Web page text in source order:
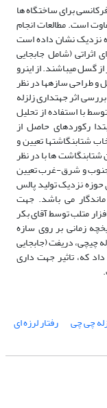
برای ساختگاه ها
است. مطالعات انجام
نزدیک نشان داده است
اثراتی (شامل جابجایی
گسل می­باشند. از اینرو
و طراحی سازه­ها در نظر
اثر جهت­داری زلزله
با استفاده از تحلیل
رکوردهای حاصل از
شتابنگاشت­ها تعیین و
ها با در نظر
و شرق-غرب تعیین
نزدیک تولید پالس
می باشد. جهت
متلب توسط آقای بکر
زمانی بر روی سازه
از زلزله چی­چی، دریفت (جابجایی
که، تاثیر جهت داری
چی چی رفتار لرزه ای